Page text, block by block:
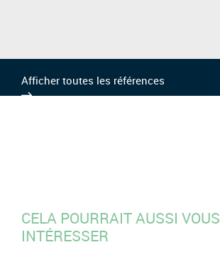
Afficher toutes les références
CELA POURRAIT AUSSI VOUS
INTÉRESSER